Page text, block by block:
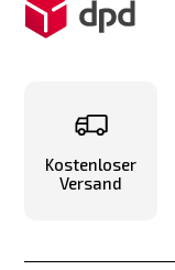
Kostenloser
Versand